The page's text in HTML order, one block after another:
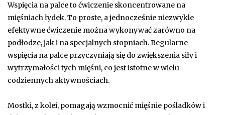
Wspięcia na palce to ćwiczenie skoncentrowane na
mięśniach łydek. To proste, a jednocześnie niezwykle
efektywne ćwiczenie można wykonywać zarówno na
podłodze, jak i na specjalnych stopniach. Regularne
wspięcia na palce przyczyniają się do zwiększenia siły i
wytrzymałości tych mięśni, co jest istotne w wielu
codziennych aktywnościach.
Mostki, z kolei, pomagają wzmocnić mięśnie pośladków i